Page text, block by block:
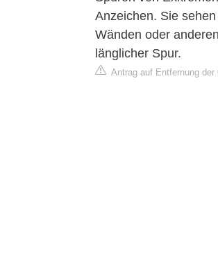
Anzeichen. Sie
Wänden oder
länglicher Spur.
Antrag auf Entfernung der